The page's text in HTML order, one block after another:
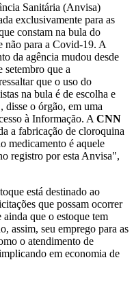
Sanitária (Anvisa)
exclusivamente para as
constam na bula do
não para a Covid-19. A
da agência mudou desde
setembro que a
que o uso do
na bula é de escolha e
disse o órgão, em uma
à Informação. A CNN
a fabricação de cloroquina
medicamento é aquele
registro por esta Anvisa",
está destinado ao
que possam ocorrer
que o estoque tem
assim, seu emprego para as
o atendimento de
em economia de